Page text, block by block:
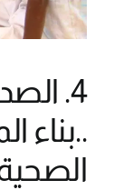
4.
..بناء